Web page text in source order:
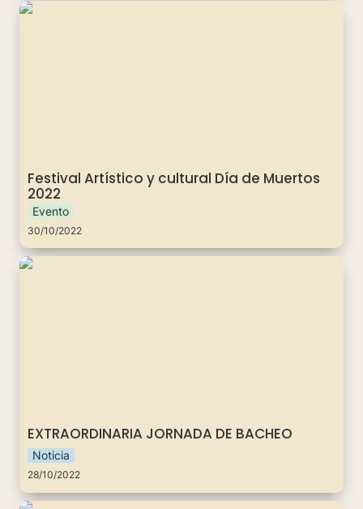
Festival Artístico y cultural Día de Muertos 2022
Festival Artístico y cultural Día de Muertos
2022
Evento
30/10/2022
EXTRAORDINARIA JORNADA DE BACHEO
EXTRAORDINARIA JORNADA DE BACHEO
Noticia
28/10/2022